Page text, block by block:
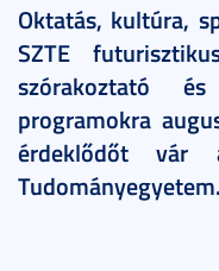
Oktatás, kultúra,
SZTE
szórakoztató
programokra
érdeklődőt vár
Tudományegyetem.